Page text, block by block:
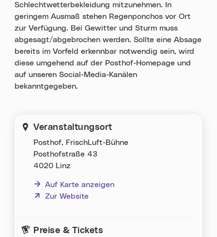
Schlechtwetterbekleidung mitzunehmen. In
geringem Ausmaß stehen Regenponchos vor Ort
zur Verfügung. Bei Gewitter und Sturm muss
abgesagt/abgebrochen werden. Sollte eine Absage
bereits im Vorfeld erkennbar notwendig sein, wird
diese umgehend auf der Posthof-Homepage und
auf unseren Social-Media-Kanälen
bekanntgegeben.
Veranstaltungsort
Posthof, FrischLuft-Bühne
Posthofstraße 43
4020 Linz
Auf Karte anzeigen
Zur Website
(neues Fenster)
Preise & Tickets